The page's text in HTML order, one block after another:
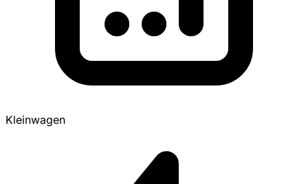
Kleinwagen